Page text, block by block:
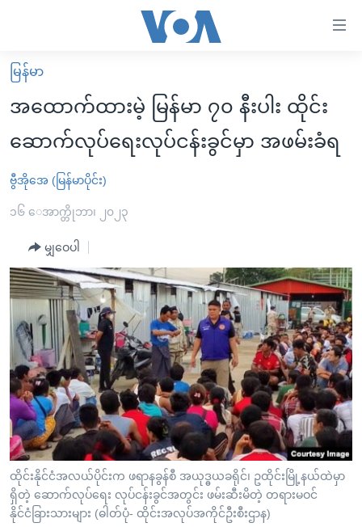
လွယ်ကူ
စေ
များ
ပင်မ
ကျော်
ကြည့်
ရန်
ပင်မ
အ
ညွန်း
စာမျက်နှာ
သို့
ကျော်
ကြည့်
ရန်
ရှာဖွေ
မူလစာမျက်နှာ
မြန်မာ
ကမ္ဘာ့သတင်းများ
နိုင်ငံတကာ
အစ္စရေး-ပါလက်စတိုင်း
ဗွီဒီယို
သတင်းလွတ်လပ်ခွင့်
အင်္ဂလိပ်စာလေ့လာမယ်
အမေရိကန်သုံးအီဒီယံ
မကြေးမုံရဲ့ အင်္ဂလိပ်စာ
ရုပ်ရှင်ထဲက အင်္ဂလိပ်စာ
သုတပဒေသာ အင်္ဂလိပ်စာ
အပတ်စဉ်ကဏ္ဍများ
ရေဒီယို
တီဗွီ
ရေဒီယိုနှင့်ရုပ်သံ အချက်အလက်များ
ရေဒီယို/တီဗွီအစီအစဉ်
Learning English
ဗွီအိုအေ လူမှုကွန်ယက်များ
ဘာသာစကားများ
မြန်မာ
အထောက်ထားမဲ့ မြန်မာ ၇၀ နီးပါး ထိုင်း
ဆောက်လုပ်ရေးလုပ်ငန်းခွင်မှာ အဖမ်းခံရ
ဗွီအိုအေ (မြန်မာပိုင်း)
၁၆ ေအာက္တိုဘာ၊ ၂၀၂၃
မျှဝေပါ
ထိုင်းနိုင်ငံအလယ်ပိုင်းက ဖရာနခွန်စီ အယုဒ္ဓယခရိုင်၊ ဥထိုင်းမြို့နယ်ထဲမှာ
ရှိတဲ့ ဆောက်လုပ်ရေး လုပ်ငန်းခွင်အတွင်း ဖမ်းဆီးမိတဲ့ တရားမဝင်
နိုင်ငံခြားသားများ (ဓါတ်ပုံ- ထိုင်းအလုပ်အကိုင်ဦးစီးဌာန)